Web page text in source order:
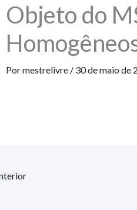
Objeto do
Pormestrelivre / 30 de maio de